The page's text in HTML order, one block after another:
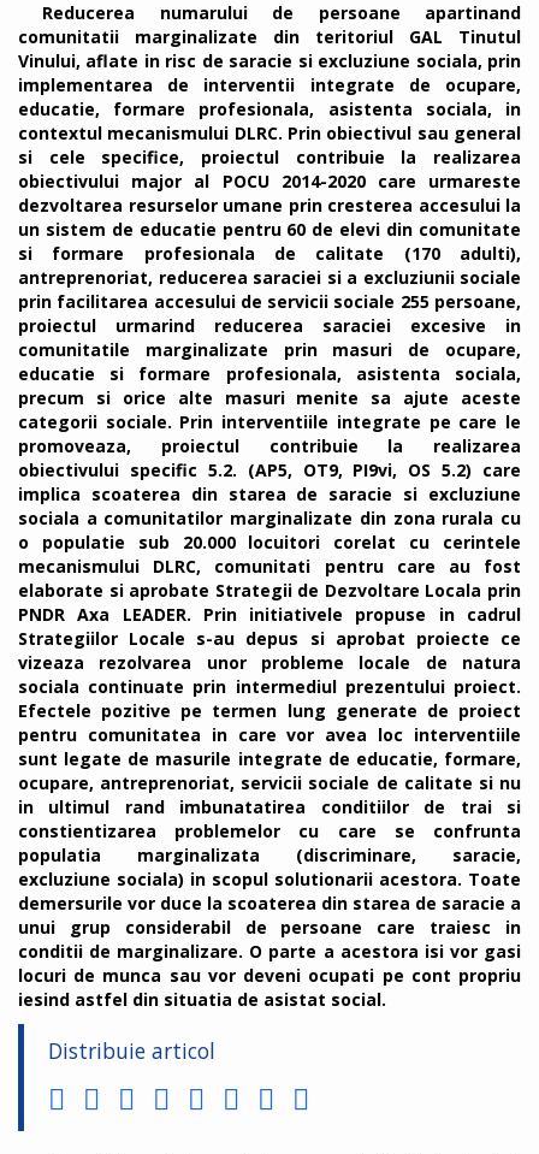
Reducerea numarului de persoane apartinand
comunitatii marginalizate din teritoriul GAL Tinutul
Vinului, aflate in risc de saracie si excluziune sociala, prin
implementarea de interventii integrate de ocupare,
educatie, formare profesionala, asistenta sociala, in
contextul mecanismului DLRC. Prin obiectivul sau general
si cele specifice, proiectul contribuie la realizarea
obiectivului major al POCU 2014-2020 care urmareste
dezvoltarea resurselor umane prin cresterea accesului la
un sistem de educatie pentru 60 de elevi din comunitate
si formare profesionala de calitate (170 adulti),
antreprenoriat, reducerea saraciei si a excluziunii sociale
prin facilitarea accesului de servicii sociale 255 persoane,
proiectul urmarind reducerea saraciei excesive in
comunitatile marginalizate prin masuri de ocupare,
educatie si formare profesionala, asistenta sociala,
precum si orice alte masuri menite sa ajute aceste
categorii sociale. Prin interventiile integrate pe care le
promoveaza, proiectul contribuie la realizarea
obiectivului specific 5.2. (AP5, OT9, PI9vi, OS 5.2) care
implica scoaterea din starea de saracie si excluziune
sociala a comunitatilor marginalizate din zona rurala cu
o populatie sub 20.000 locuitori corelat cu cerintele
mecanismului DLRC, comunitati pentru care au fost
elaborate si aprobate Strategii de Dezvoltare Locala prin
PNDR Axa LEADER. Prin initiativele propuse in cadrul
Strategiilor Locale s-au depus si aprobat proiecte ce
vizeaza rezolvarea unor probleme locale de natura
sociala continuate prin intermediul prezentului proiect.
Efectele pozitive pe termen lung generate de proiect
pentru comunitatea in care vor avea loc interventiile
sunt legate de masurile integrate de educatie, formare,
ocupare, antreprenoriat, servicii sociale de calitate si nu
in ultimul rand imbunatatirea conditiilor de trai si
constientizarea problemelor cu care se confrunta
populatia marginalizata (discriminare, saracie,
excluziune sociala) in scopul solutionarii acestora. Toate
demersurile vor duce la scoaterea din starea de saracie a
unui grup considerabil de persoane care traiesc in
conditii de marginalizare. O parte a acestora isi vor gasi
locuri de munca sau vor deveni ocupati pe cont propriu
iesind astfel din situatia de asistat social.
Distribuie articol